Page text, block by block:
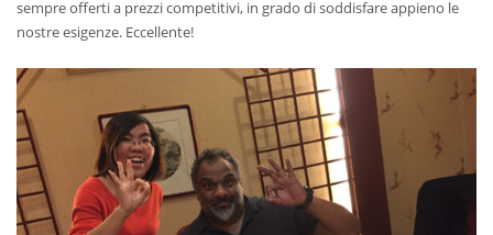
sempre offerti a prezzi competitivi, in grado di soddisfare appieno le
nostre esigenze. Eccellente!